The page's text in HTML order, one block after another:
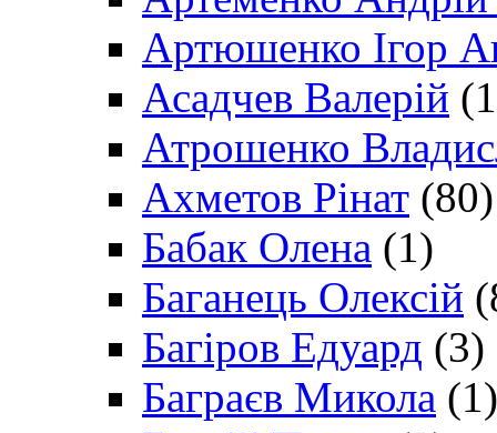
Артюшенко Ігор
Асадчев Валерій
Атрошенко
Ахметов Рінат (80)
Бабак Олена (1)
Баганець Олексій
Багіров Едуард (3)
Баграєв Микола (1)